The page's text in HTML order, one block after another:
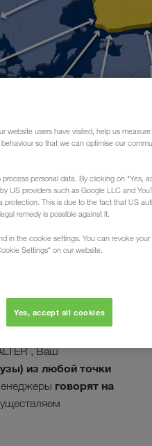
в
загрузим и
, Ваш
из любой точки
говорят на
website users have visited, help us
so that we can optimise our
personal data. By clicking on "Yes,
US providers such as Google LLC and
protection. This is due to the fact that US
remedy is possible against it.
in the cookie settings. You can revoke
Settings" on our website.
Yes, accept all cookies